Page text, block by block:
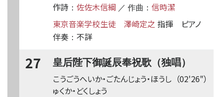
作詩 ： 佐佐木信綱 ／ 作曲： 信時潔
東京音楽学校生徒
澤崎定之 指揮
ピアノ
伴奏 ： 不詳
27 皇后陛下御誕辰奉祝歌（独唱）
（02'26"）
こうごうへいか・ごたんじょう・ほうし
ゅくか・どくしょう